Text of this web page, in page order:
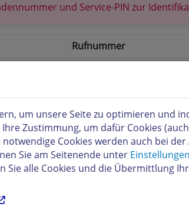
und Service-PIN zur
Rufnummer
0800 / 800 700 1
um unsere Seite zu optimieren und
Zustimmung, um dafür Cookies
Cookies werden auch bei der
Sie am Seitenende unter Einstellungen
Sie alle Cookies und die Übermittlung